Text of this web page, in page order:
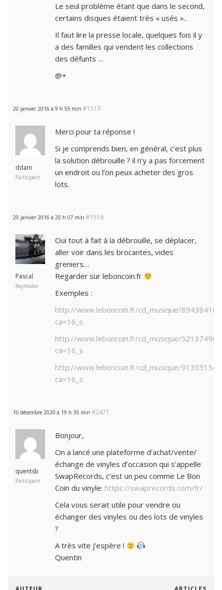
Le seul problème étant que dans le second,
certains disques étaient très « usés »..
Il faut lire la presse locale, quelques fois il y
a des familles qui vendent les collections
des défunts …
@+
20 janvier 2016 à 9 h 55 min #1513
ddam
Participant
Merci pour ta réponse !
Si je comprends bien, en général, c’est plus
la solution débrouille ? il n’y a pas forcement
un endroit ou l’on peux acheter des gros
lots.
20 janvier 2016 à 20 h 07 min #1516
Pascal
Keymaster
Oui tout à fait à la débrouille, se déplacer,
aller voir dans les brocantes, vides
greniers…
Regarder sur leboncoin.fr
Exemples :
http://www.leboncoin.fr/cd_musique/
ca=16_s
http://www.leboncoin.fr/cd_musique/
ca=16_s
http://www.leboncoin.fr/cd_musique/
ca=16_s
10 décembre 2020 à 19 h 35 min #2471
quentsb
Participant
Bonjour,
On a lancé une plateforme d’achat/vente/
échange de vinyles d’occasion qui s’appelle
SwapRecords, c’est un peu comme Le Bon
Coin du vinyle: https://swaprecords.com/fr/
Cela vous serait utile pour vendre ou
échanger des vinyles ou des lots de vinyles
?
A très vite j’espère !
Quentin